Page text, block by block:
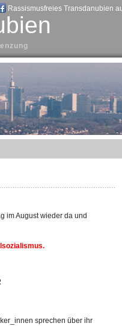
Rassismusfreies Transdanubien
im August wieder da und
sprechen über ihr